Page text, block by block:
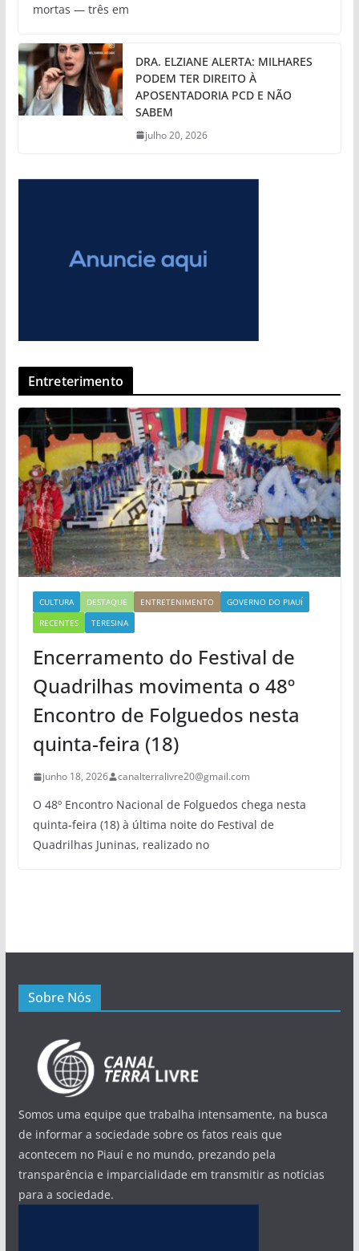
mortas — três em
DRA. ELZIANE ALERTA: MILHARES
PODEM TER DIREITO À
APOSENTADORIA PCD E NÃO
SABEM
julho 20, 2026
Entreterimento
CULTURA DESTAQUE ENTRETENIMENTO
GOVERNO DO PIAUÍ
RECENTES
TERESINA
Encerramento do Festival de
Quadrilhas movimenta o 48º
Encontro de Folguedos nesta
quinta-feira (18)
junho 18, 2026 canalterralivre20@gmail.com
O 48º Encontro Nacional de Folguedos chega nesta
quinta-feira (18) à última noite do Festival de
Quadrilhas Juninas, realizado no
Sobre Nós
Somos uma equipe que trabalha intensamente, na busca
de informar a sociedade sobre os fatos reais que
acontecem no Piauí e no mundo, prezando pela
transparência e imparcialidade em transmitir as notícias
para a sociedade.